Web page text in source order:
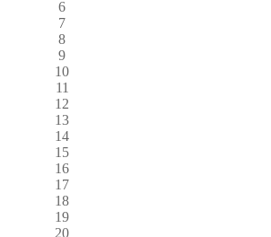
6
7
8
9
10
11
12
13
14
15
16
17
18
19
20